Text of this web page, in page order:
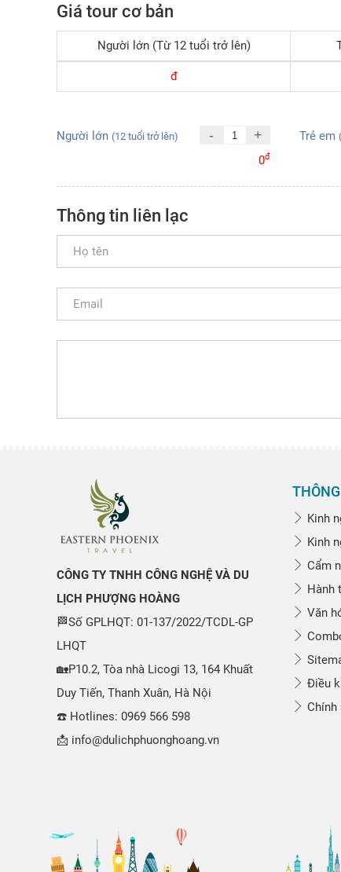
Giá tour cơ bản
Người lớn (Từ 12 tuổi trở lên)
đ
Người lớn (12 tuổi trở lên) - +
0đ
Trẻ em
Thông tin liên lạc
CÔNG TY TNHH CÔNG NGHỆ VÀ DU
LỊCH PHƯỢNG HOÀNG
🏁Số GPLHQT: 01-137/2022/TCDL-GP
LHQT
🏡P10.2, Tòa nhà Licogi 13, 164 Khuất
Duy Tiến, Thanh Xuân, Hà Nội
☎️ Hotlines: 0969 566 598
📩 info@dulichphuonghoang.vn
Kinh
Kinh
Cẩm
Hành
Văn
Điều
Chính